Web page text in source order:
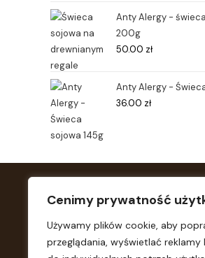
Cenimy prywatność
Używamy plików cookie, aby
przeglądania, wyświetlać
Anty Alergy -
200g
50.00 zł
Anty Alergy -
36.00 zł
NAWIGACJA
O mnie
Sklep